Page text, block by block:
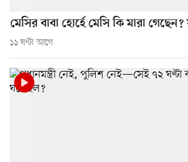
মেসির বাবা হোর্হে মেসি কি মারা গেছেন?
১১ ঘণ্টা আগে